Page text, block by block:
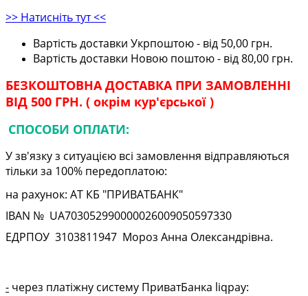
>> Натисніть тут <<
Вартість доставки Укрпоштою - від 50,00 грн.
Вартість доставки Новою поштою - від 80,00 грн.
БЕЗКОШТОВНА ДОСТАВКА ПРИ ЗАМОВЛЕННІ
ВІД 500 ГРН. ( окрім кур'єрської )
СПОСОБИ ОПЛАТИ:
У зв'язку з ситуацією всі замовлення відправляються
тільки за 100% передоплатою:
на рахунок: АТ КБ "ПРИВАТБАНК"
IBAN № UA703052990000026009050597330
ЕДРПОУ 3103811947 Мороз Анна Олександрівна.
- через платіжну систему ПриватБанка liqpay: